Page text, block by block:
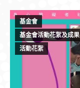
基金會
基金會活動花絮及成果
活動花絮